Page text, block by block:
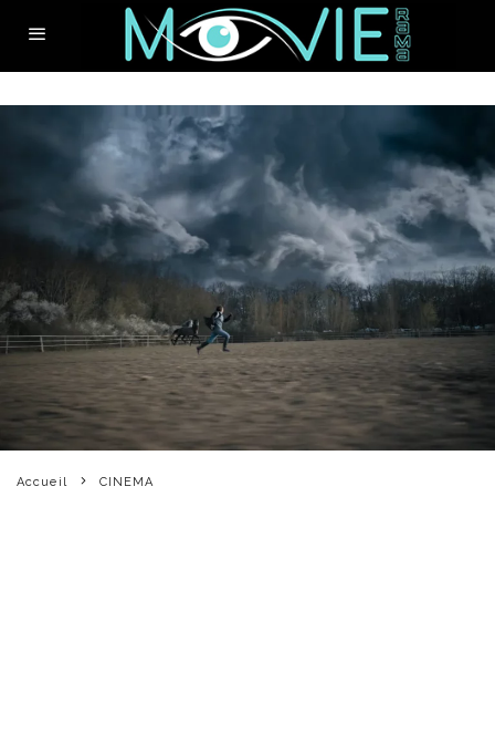
Accueil CINEMA